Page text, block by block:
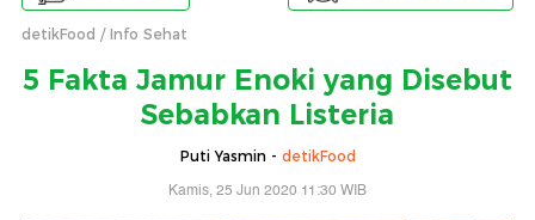
detikFood Info Sehat
5 Fakta Jamur Enoki yang Disebut
Sebabkan Listeria
Puti Yasmin - detikFood
Kamis, 25 Jun 2020 11:30 WIB